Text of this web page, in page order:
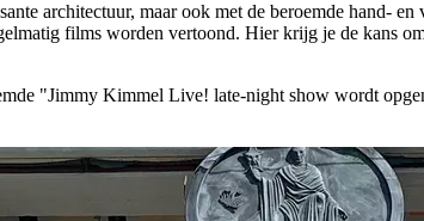
architectuur, maar ook met de beroemde hand-
films worden vertoond. Hier krijg je de kans
"Jimmy Kimmel Live! late-night show wordt